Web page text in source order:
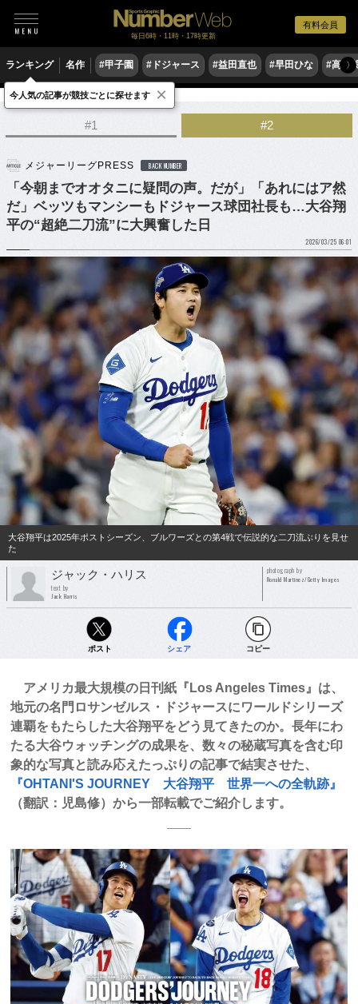
有料会員
毎日6時・11時・17時更新
ランキング 名作 #甲子園 #ドジャース #益田直也 #早田ひな #高木
〉
野球 MLB
#1 #2
メジャーリーグPRESS BACK NUMBER
「今朝までオオタニに疑問の声。だが」「あれにはア然
だ」ベッツもマンシーもドジャース球団社長も…大谷翔
平の“超絶二刀流”に大興奮した日
2026/03/25 06:01
大谷翔平は2025年ポストシーズン、ブルワーズとの第4戦で伝説的な二刀流ぶりを見せ
た
ジャック・ハリス
text by
Jack Harris
photograph by
Ronald Martinez/Getty Images
ポスト シェア コピー
アメリカ最大規模の日刊紙『Los Angeles Times』は、
地元の名門ロサンゼルス・ドジャースにワールドシリーズ
連覇をもたらした大谷翔平をどう見てきたのか。長年にわ
たる大谷ウォッチングの成果を、数々の秘蔵写真を含む印
象的な写真と読み応えたっぷりの記事で結実させた、
『OHTANI'S JOURNEY 大谷翔平 世界一への全軌跡』
（翻訳：児島修）から一部転載でご紹介します。
今人気の記事が競技ごとに探せます ×